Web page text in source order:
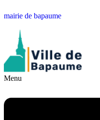
mairie de bapaume
Menu